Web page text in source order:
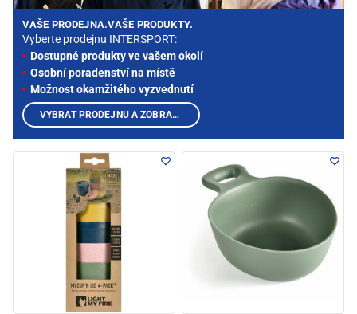
VAŠE PRODEJNA.VAŠE PRODUKTY.
Vyberte prodejnu INTERSPORT:
Dostupné produkty ve vašem okolí
Osobní poradenství na místě
Možnost okamžitého vyzvednutí
VYBRAT PRODEJNU A ZOBRAZIT PRODUKTY